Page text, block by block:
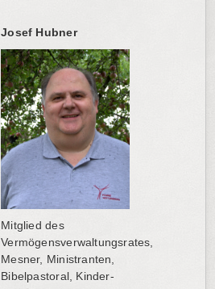
Josef Hubner
Mitglied des
Vermögensverwaltungsrates,
Mesner, Ministranten,
Bibelpastoral, Kinder-